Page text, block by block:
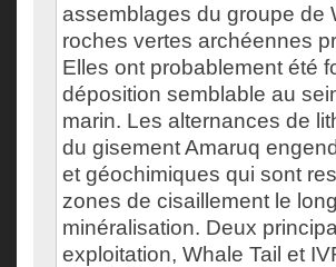
assemblages du groupe de
roches vertes archéennes
Elles ont probablement été
déposition semblable au
marin. Les alternances de
du gisement Amaruq
et géochimiques qui sont
zones de cisaillement le
minéralisation. Deux
exploitation, Whale Tail et